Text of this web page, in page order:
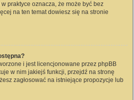
praktyce oznacza, że może być bez
na ten temat dowiesz się na stronie
i jest licencjonowane przez phpBB
w nim jakiejś funkcji, przejdź na stronę
zagłosować na istniejące propozycje lub